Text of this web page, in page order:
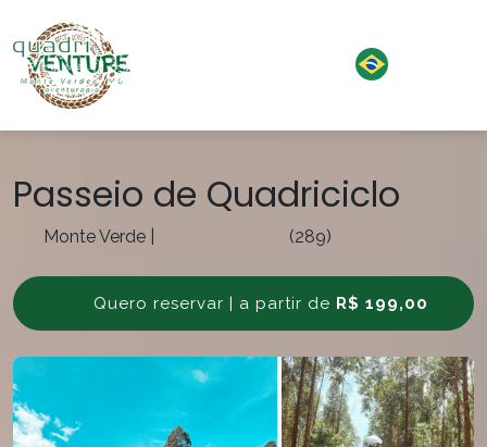
Passeio de Quadriciclo
Monte Verde (289)
Quero reservar | a partir de R$ 199,00